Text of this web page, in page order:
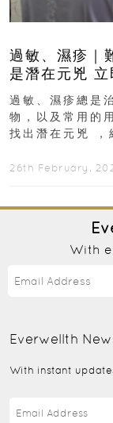
過敏、濕疹｜
是潛在元兇 立
過敏、濕疹總是
物，以及常用的
找出潛在元兇 ，
26th February,
With
Everwellth
With instant